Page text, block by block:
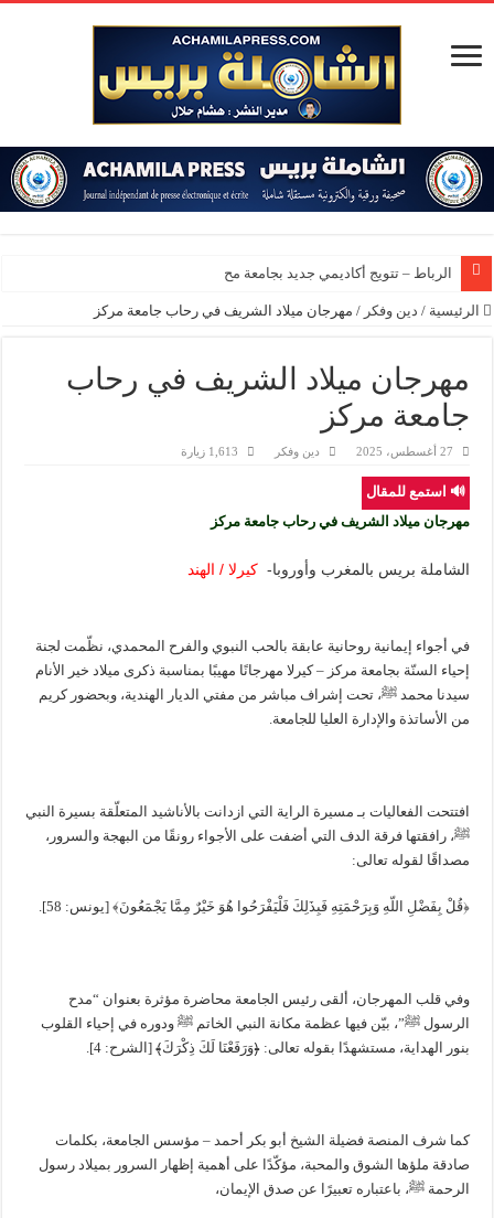
الرباط – تتويج أكاديمي جديد بجامعة محمد الخا
الرئيسية / دين وفكر / مهرجان ميلاد الشريف في رحاب جامعة مركز
مهرجان ميلاد الشريف في رحاب
جامعة مركز
27 أغسطس، 2025 دين وفكر 1,613 زيارة
🔊 استمع للمقال
مهرجان ميلاد الشريف في رحاب جامعة مركز
الشاملة بريس بالمغرب وأوروبا-كيرلا / الهند
في أجواء إيمانية روحانية عابقة بالحب النبوي والفرح المحمدي، نظّمت لجنة
إحياء السنّة بجامعة مركز – كيرلا مهرجانًا مهيبًا بمناسبة ذكرى ميلاد خير الأنام
سيدنا محمد ﷺ، تحت إشراف مباشر من مفتي الديار الهندية، وبحضور كريم
من الأساتذة والإدارة العليا للجامعة.
افتتحت الفعاليات بـ مسيرة الراية التي ازدانت بالأناشيد المتعلّقة بسيرة النبي
ﷺ، رافقتها فرقة الدف التي أضفت على الأجواء رونقًا من البهجة والسرور،
مصداقًا لقوله تعالى:
﴿قُلْ بِفَضْلِ اللّهِ وَبِرَحْمَتِهِ فَبِذَلِكَ فَلْيَفْرَحُوا هُوَ خَيْرٌ مِمَّا يَجْمَعُونَ﴾ [يونس: 58].
وفي قلب المهرجان، ألقى رئيس الجامعة محاضرة مؤثرة بعنوان “مدح
الرسول ﷺ”، بيّن فيها عظمة مكانة النبي الخاتم ﷺ ودوره في إحياء القلوب
بنور الهداية، مستشهدًا بقوله تعالى: ﴿وَرَفَعْنَا لَكَ ذِكْرَكَ﴾ [الشرح: 4].
كما شرف المنصة فضيلة الشيخ أبو بكر أحمد – مؤسس الجامعة، بكلمات
صادقة ملؤها الشوق والمحبة، مؤكّدًا على أهمية إظهار السرور بميلاد رسول
الرحمة ﷺ، باعتباره تعبيرًا عن صدق الإيمان،